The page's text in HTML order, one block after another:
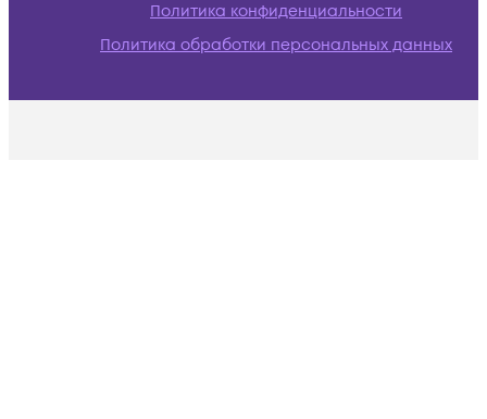
Политика конфиденциальности
Политика обработки персональных данных